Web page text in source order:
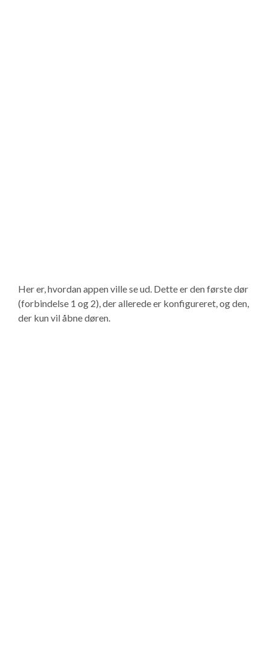
Her er, hvordan appen ville se ud. Dette er den første dør
(forbindelse 1 og 2), der allerede er konfigureret, og den,
der kun vil åbne døren.